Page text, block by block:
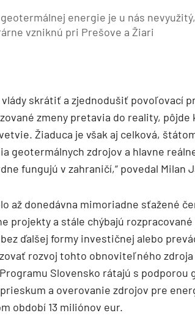
energie je u nás
vzniknú pri Prešove a Žiari
vlády skrátiť a zjednodušiť povoľovací
zmeny pretavia do reality, pôjde
Žiaduca je však aj celková,
geotermálnych zdrojov a hlavne
fungujú v zahraničí,“ povedal Milan
až donedávna mimoriadne sťažené
projekty a stále chýbajú
ďalšej formy investičnej alebo
rozvoj tohto obnoviteľného
Slovensko rátajú s podporou
a overovanie zdrojov pre
období 13 miliónov eur.